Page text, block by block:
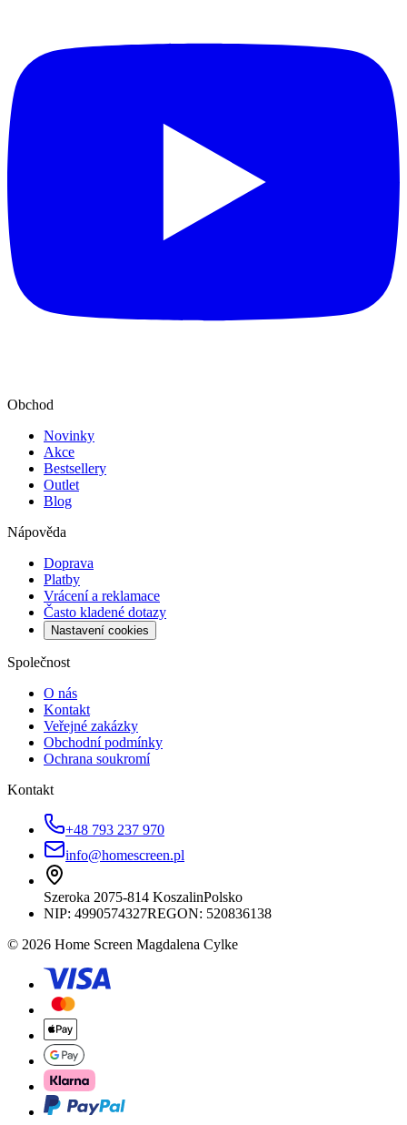
Obchod
Novinky
Akce
Bestsellery
Outlet
Blog
Nápověda
Doprava
Platby
Vrácení a reklamace
Často kladené dotazy
Nastavení cookies
Společnost
O nás
Kontakt
Veřejné zakázky
Obchodní podmínky
Ochrana soukromí
Kontakt
+48 793 237 970
info@homescreen.pl
Szeroka 2075-814 KoszalinPolsko
NIP: 4990574327REGON: 520836138
© 2026 Home Screen Magdalena Cylke